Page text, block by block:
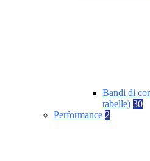
Bandi di
tabelle) 30
Performance 2